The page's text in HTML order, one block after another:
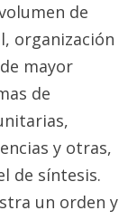
de
organización
mayor
de
y otras,
de síntesis.
un orden y